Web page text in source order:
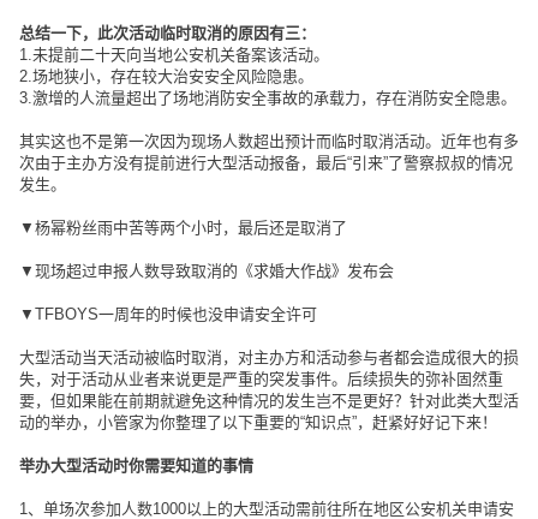
总结一下，此次活动临时取消的原因有三：
1.未提前二十天向当地公安机关备案该活动。
2.场地狭小，存在较大治安安全风险隐患。
3.激增的人流量超出了场地消防安全事故的承载力，存在消防安全隐患。
其实这也不是第一次因为现场人数超出预计而临时取消活动。近年也有多
次由于主办方没有提前进行大型活动报备，最后“引来”了警察叔叔的情况
发生。
▼杨幂粉丝雨中苦等两个小时，最后还是取消了
▼现场超过申报人数导致取消的《求婚大作战》发布会
▼TFBOYS一周年的时候也没申请安全许可
大型活动当天活动被临时取消，对主办方和活动参与者都会造成很大的损
失，对于活动从业者来说更是严重的突发事件。后续损失的弥补固然重
要，但如果能在前期就避免这种情况的发生岂不是更好？针对此类大型活
动的举办，小管家为你整理了以下重要的“知识点”，赶紧好好记下来！
举办大型活动时你需要知道的事情
1、单场次参加人数1000以上的大型活动需前往所在地区公安机关申请安